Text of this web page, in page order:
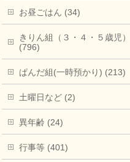
お昼ごはん (34)
きりん組（３・４・５歳児）
(796)
ぱんだ組(一時預かり) (213)
土曜日など (2)
異年齢 (24)
行事等 (401)